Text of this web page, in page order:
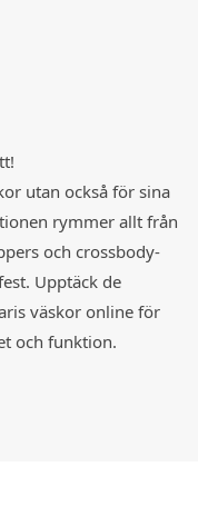
utan också för sina
rymmer allt från
och crossbody-
Upptäck de
väskor online för
och funktion.